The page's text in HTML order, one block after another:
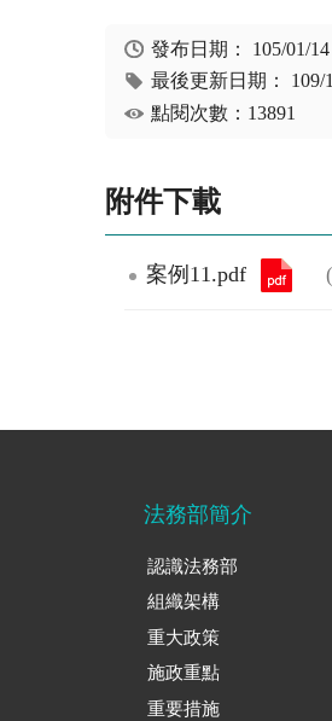
發布日期： 105/01/14
最後更新日期： 109/
點閱次數：13891
附件下載
案例11.pdf
法務部簡介
認識法務部
組織架構
重大政策
施政重點
重要措施